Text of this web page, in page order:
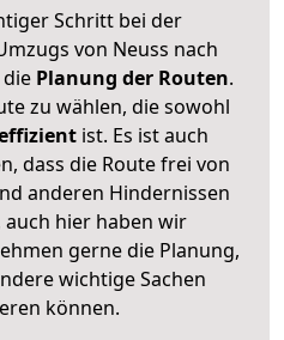
Schritt bei der
von Neuss nach
Planung der Routen.
zu wählen, die sowohl
ist. Es ist auch
dass die Route frei von
anderen Hindernissen
auch hier haben wir
gerne die Planung,
wichtige Sachen
können.